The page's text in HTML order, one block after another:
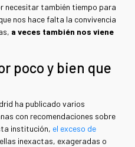
necesitar también tiempo para
nos hace falta la convivencia
a veces también nos viene
poco y bien que
ha publicado varios
con recomendaciones sobre
institución, el exceso de
inexactas, exageradas o